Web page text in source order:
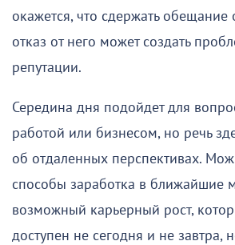
окажется, что сдержать обещание
отказ от него может создать
репутации.
Середина дня подойдет для
работой или бизнесом, но речь
об отдаленных перспективах.
способы заработка в ближайшие
возможный карьерный рост,
доступен не сегодня и не завтра,